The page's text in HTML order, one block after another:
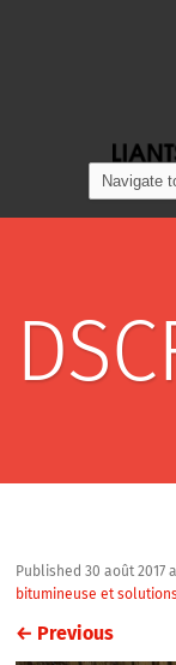
Published30 août 2017
bitumineuse et
← Previous